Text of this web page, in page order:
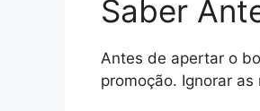
Saber
Antes de apertar o
promoção. Ignorar